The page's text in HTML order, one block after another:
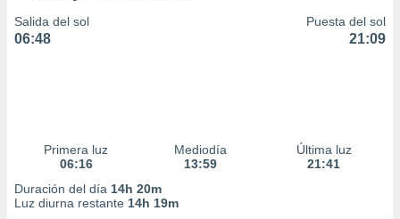
Salida del sol
06:48
Puesta del sol
21:09
Primera luz
06:16
Mediodía
13:59
Última luz
21:41
Duración del día 14h 20m
Luz diurna restante 14h 19m